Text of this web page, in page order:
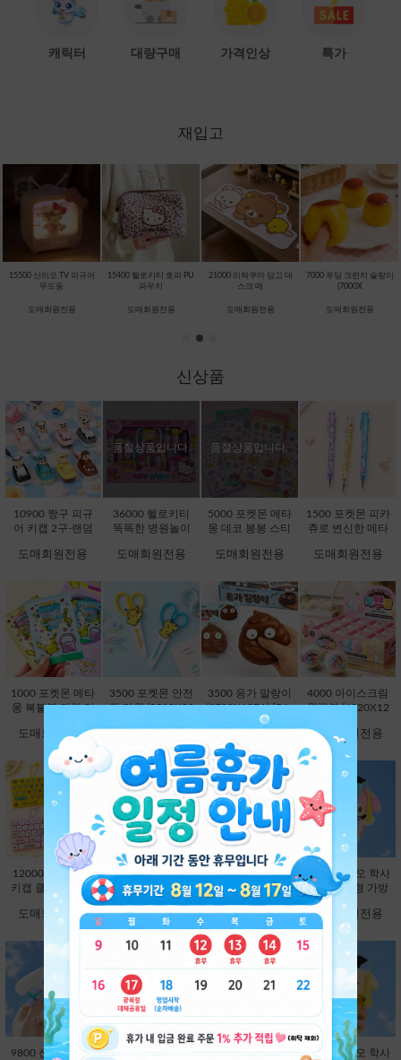
캐릭터 대량구매 가격인상 특가
재입고
15500 산리오 TV 피규어
무드등
도매회원전용
15400 헬로키티 호피 PU
파우치
도매회원전용
21000 리락쿠마 당고 데
스크 매
도매회원전용
7000 푸딩 크런치 슬랑이
(7000X
도매회원전용
신상품
10900 짱구 피규
어 키캡 2구-랜덤
도매회원전용
품절상품입니다.
36000 헬로키티
똑똑한 병원놀이
도매회원전용
품절상품입니다.
5000 포켓몬 메타
몽 데코 봉봉 스티
[D1-132242]
도매회원전용
1500 포켓몬 피카
츄로 변신한 메타
(1500X36EA) [C1-
도매회원전용
1000 포켓몬 메타
몽 복불복 키링 마
00X60EA) [C1-13
2204]
도매회원전용
3500 포켓몬 안전
캡 가위 (3500X20
3500 응가 말랑이
(3780X12EA) [B1-
593354]
4000 아이스크림
왁뿌볼 (4320X12
도매회원전용
12000 26구 대왕
키캡 클리커 키링-
랜덤 [C2-913191]
도매회원전용
12000 대왕 딸깍
이 키캡 키링 26
구-랜덤 [C2-8251
63]
도매회원전용
9800 산리오 학사
모 봉제인형 가방
티 [B2-083173]
도매회원전용
9800 산리오 학사
모 봉제인형 가방
고리 13cm-마이멜
로디 [B2-083180]
도매회원전용
9800 산리오 학사
9800 산리오 학사
9800 산리오 학사
9800 산리오 학사